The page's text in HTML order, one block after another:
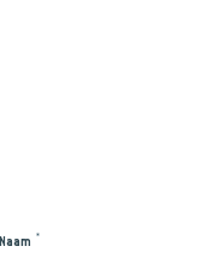
Naam *